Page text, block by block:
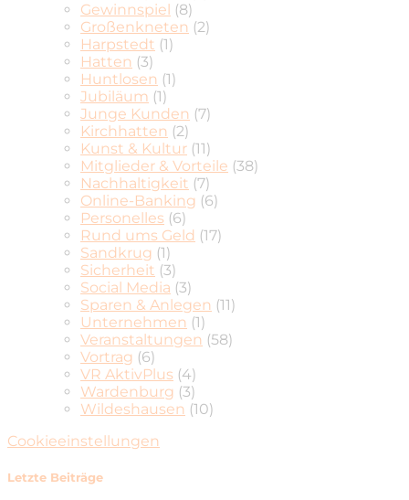
Gewinnspiel (8)
Großenkneten (2)
Harpstedt (1)
Hatten (3)
Huntlosen (1)
Jubiläum (1)
Junge Kunden (7)
Kirchhatten (2)
Kunst & Kultur (11)
Mitglieder & Vorteile (38)
Nachhaltigkeit (7)
Online-Banking (6)
Personelles (6)
Rund ums Geld (17)
Sandkrug (1)
Sicherheit (3)
Social Media (3)
Sparen & Anlegen (11)
Unternehmen (1)
Veranstaltungen (58)
Vortrag (6)
VR AktivPlus (4)
Wardenburg (3)
Wildeshausen (10)
Cookieeinstellungen
Letzte Beiträge